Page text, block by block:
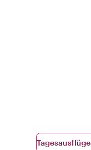
Tagesausflüge